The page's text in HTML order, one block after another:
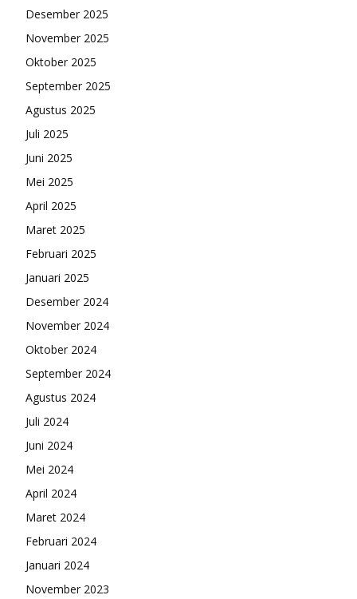
Desember 2025
November 2025
Oktober 2025
September 2025
Agustus 2025
Juli 2025
Juni 2025
Mei 2025
April 2025
Maret 2025
Februari 2025
Januari 2025
Desember 2024
November 2024
Oktober 2024
September 2024
Agustus 2024
Juli 2024
Juni 2024
Mei 2024
April 2024
Maret 2024
Februari 2024
Januari 2024
November 2023